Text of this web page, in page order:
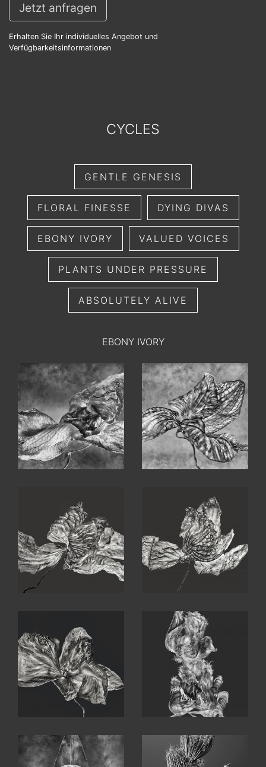
Jetzt anfragen
Erhalten Sie Ihr individuelles Angebot und
Verfügbarkeitsinformationen
CYCLES
GENTLE GENESIS
FLORAL FINESSE DYING DIVAS
EBONY IVORY VALUED VOICES
PLANTS UNDER PRESSURE
ABSOLUTELY ALIVE
EBONY IVORY